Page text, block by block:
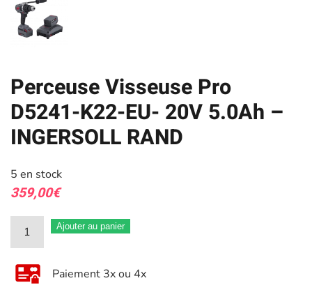
Perceuse Visseuse Pro
D5241-K22-EU- 20V 5.0Ah –
INGERSOLL RAND
5 en stock
359,00€
quantité
de
Perceuse
Visseuse
Ajouter au panier
Paiement 3x ou 4x